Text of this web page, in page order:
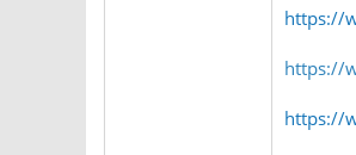
https://
https://
https://